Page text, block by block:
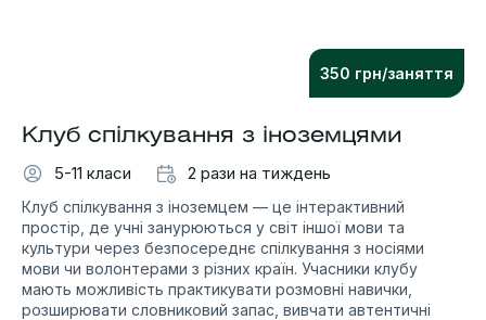
350 грн/заняття
Клуб спілкування з іноземцями
5-11 класи
2 рази на тиждень
Клуб спілкування з іноземцем — це інтерактивний
простір, де учні занурюються у світ іншої мови та
культури через безпосереднє спілкування з носіями
мови чи волонтерами з різних країн. Учасники клубу
мають можливість практикувати розмовні навички,
розширювати словниковий запас, вивчати автентичні